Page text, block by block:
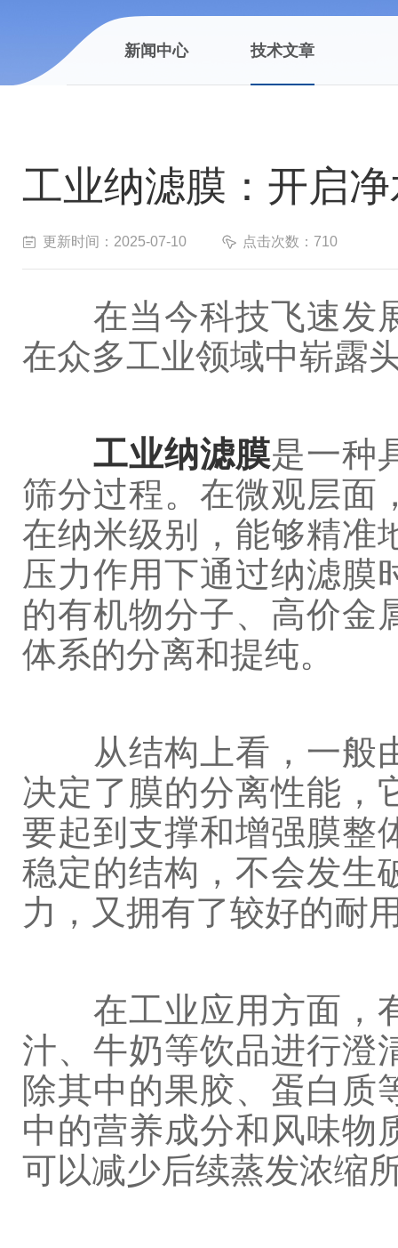
新闻中心 技术文章
工业纳滤膜：开启
更新时间：2025-07-10 点击次数：710
在当今科技飞速发展
在众多工业领域中崭露
工业纳滤膜是一种
筛分过程。在微观层面
在纳米级别，能够精准
压力作用下通过纳滤膜
的有机物分子、高价金
体系的分离和提纯。
从结构上看，一般由
决定了膜的分离性能，
要起到支撑和增强膜整
稳定的结构，不会发生
力，又拥有了较好的耐
在工业应用方面，有
汁、牛奶等饮品进行澄
除其中的果胶、蛋白质
中的营养成分和风味物
可以减少后续蒸发浓缩